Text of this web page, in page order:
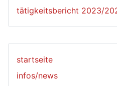
startseite
infos/news
tätigkeitsbericht 2023/